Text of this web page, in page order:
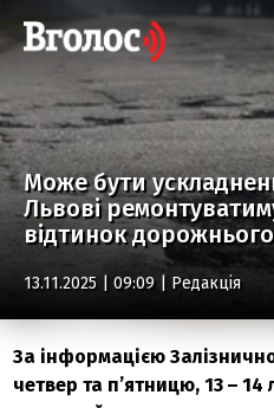
Може бути
Львові
відтинок
13.11.2025 | 09:09 | Редакція
За інформацією
четвер та п’ятницю, 13 –